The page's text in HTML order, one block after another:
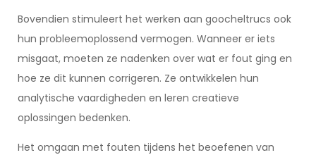
Bovendien stimuleert het werken aan goocheltrucs ook
hun probleemoplossend vermogen. Wanneer er iets
misgaat, moeten ze nadenken over wat er fout ging en
hoe ze dit kunnen corrigeren. Ze ontwikkelen hun
analytische vaardigheden en leren creatieve
oplossingen bedenken.
Het omgaan met fouten tijdens het beoefenen van